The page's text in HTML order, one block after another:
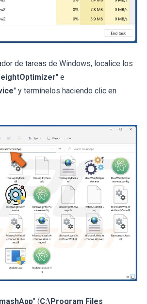
de tareas de Windows, localice los
" e
" y termínelos haciendo clic en
" (C:\Program Files